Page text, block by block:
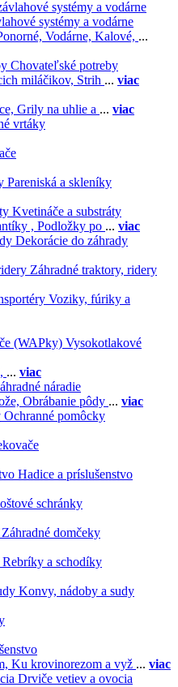
systémy a vodárne
Vodárne, Kalové, ...
Chovateľské potreby
miláčikov, Strih ... viac
Grily na uhlie a ... viac
vrtáky
Pareniská a skleníky
Kvetináče a substráty
, Podložky po ... viac
Dekorácie do záhrady
Záhradné traktory, ridery
Voziky, fúriky a
Vysokotlakové
... viac
náradie
Obrábanie pôdy ... viac
Ochranné pomôcky
Hadice a príslušenstvo
schránky
Záhradné domčeky
Rebríky a schodíky
Konvy, nádoby a sudy
Ku krovinorezom a vyž ... viac
Drviče vetiev a ovocia